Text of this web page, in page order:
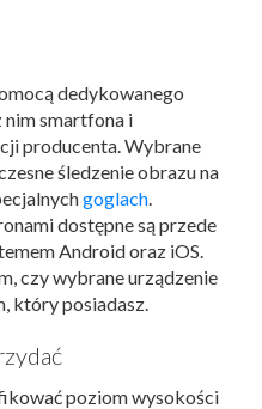
dedykowanego
nim smartfona i
producenta. Wybrane
śledzenie obrazu na
goglach.
dostępne są przede
Android oraz iOS.
czy wybrane urządzenie
który posiadasz.
poziom wysokości